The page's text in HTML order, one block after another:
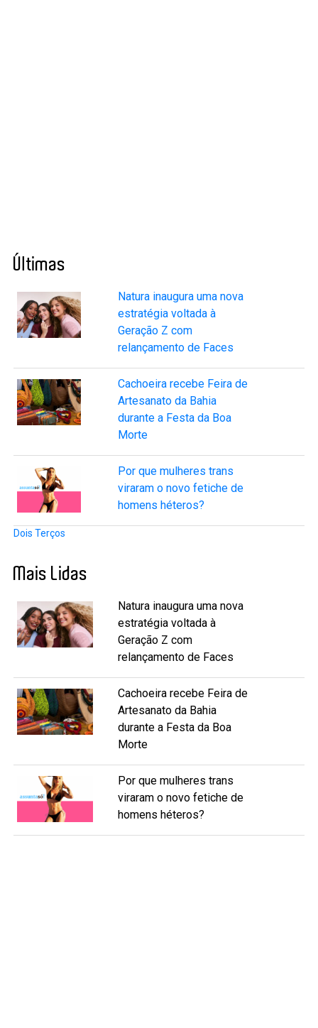
Últimas
Natura inaugura uma nova
estratégia voltada à
Geração Z com
relançamento de Faces
Cachoeira recebe Feira de
Artesanato da Bahia
durante a Festa da Boa
Morte
Por que mulheres trans
viraram o novo fetiche de
homens héteros?
Dois Terços
Mais Lidas
Natura inaugura uma nova
estratégia voltada à
Geração Z com
relançamento de Faces
Cachoeira recebe Feira de
Artesanato da Bahia
durante a Festa da Boa
Morte
Por que mulheres trans
viraram o novo fetiche de
homens héteros?